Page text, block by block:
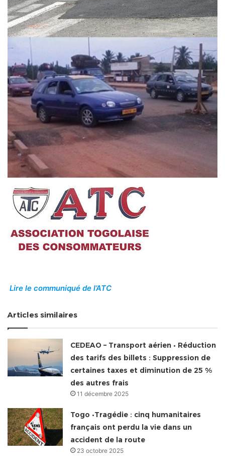
Lire le communiqué de l’ATC
Articles similaires
CEDEAO – Transport aérien • Réduction
des tarifs des billets : Suppression de
certaines taxes et diminution de 25 %
des autres frais
11 décembre 2025
Togo •Tragédie : cinq humanitaires
français ont perdu la vie dans un
accident de la route
23 octobre 2025